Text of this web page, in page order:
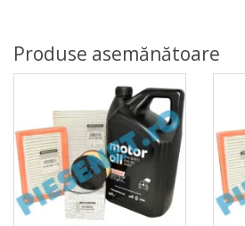
Produse asemănătoare